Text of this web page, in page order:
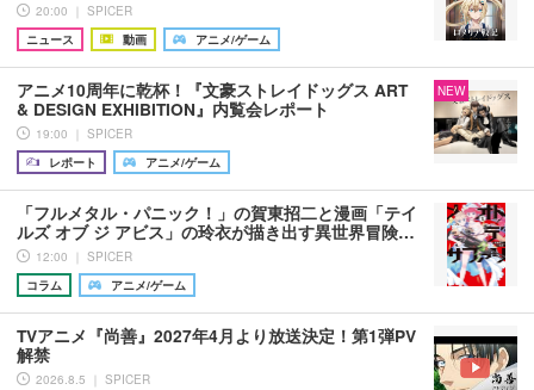
20:00 ｜ SPICER
ニュース
動画 アニメ/ゲーム
アニメ10周年に乾杯！『文豪ストレイドッグス ART
& DESIGN EXHIBITION』内覧会レポート
19:00 ｜ SPICER
レポート
アニメ/ゲーム
NEW
「フルメタル・パニック！」の賀東招二と漫画「テイ
ルズ オブ ジ アビス」の玲衣が描き出す異世界冒険…
12:00 ｜ SPICER
コラム
アニメ/ゲーム
TVアニメ『尚善』2027年4月より放送決定！第1弾PV
解禁
2026.8.5 ｜ SPICER